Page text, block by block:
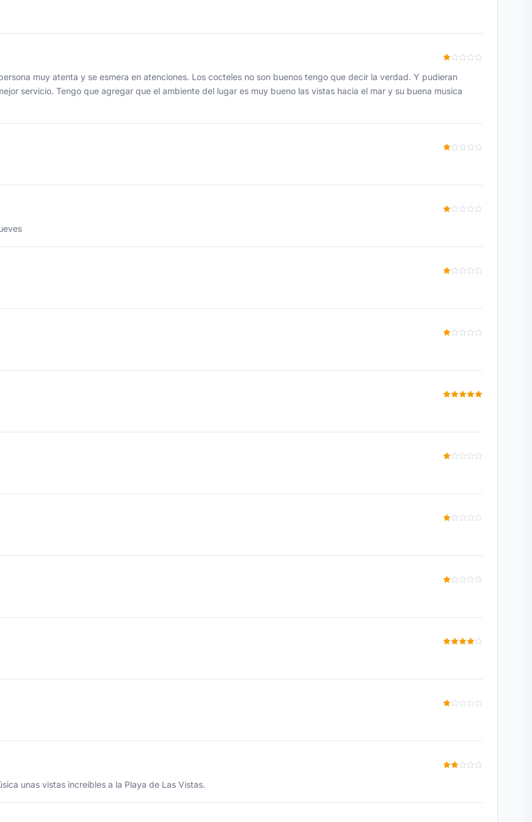
muy atenta y se esmera en atenciones. Los cocteles no son buenos tengo que decir la verdad. Y pudieran
servicio. Tengo que agregar que el ambiente del lugar es muy bueno las vistas hacia el mar y su buena musica
unas vistas increíbles a la Playa de Las Vistas.